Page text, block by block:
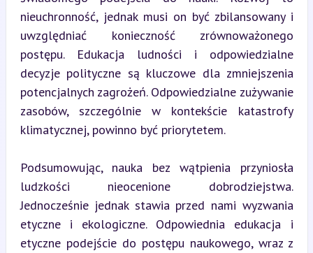
nieuchronność, jednak musi on być zbilansowany i
uwzględniać konieczność zrównoważonego
postępu. Edukacja ludności i odpowiedzialne
decyzje polityczne są kluczowe dla zmniejszenia
potencjalnych zagrożeń. Odpowiedzialne zużywanie
zasobów, szczególnie w kontekście katastrofy
klimatycznej, powinno być priorytetem.
Podsumowując, nauka bez wątpienia przyniosła
ludzkości nieocenione dobrodziejstwa.
Jednocześnie jednak stawia przed nami wyzwania
etyczne i ekologiczne. Odpowiednia edukacja i
etyczne podejście do postępu naukowego, wraz z